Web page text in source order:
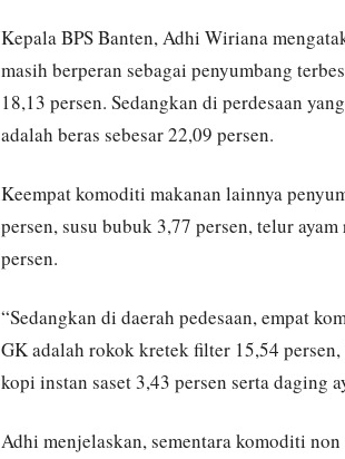
Kepala BPS Banten, Adhi Wiriana
masih berperan sebagai penyumbang
18,13 persen. Sedangkan di perdesaan
adalah beras sebesar 22,09 persen.
Keempat komoditi makanan lainnya
persen, susu bubuk 3,77 persen, telur
persen.
“Sedangkan di daerah pedesaan, empat
GK adalah rokok kretek filter 15,54
kopi instan saset 3,43 persen serta daging
Adhi menjelaskan, sementara komoditi